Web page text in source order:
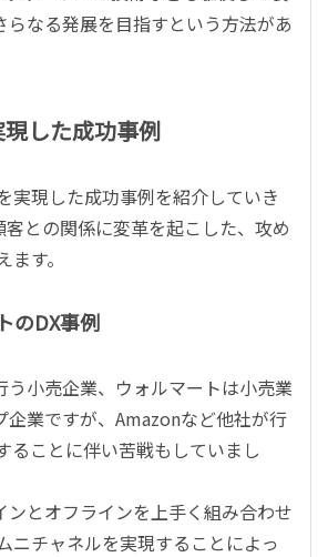
らなる発展を目指すという方法があ
した成功事例
実現した成功事例を紹介していき
客との関係に変革を起こした、攻め
す。
のDX事例
う小売企業、ウォルマートは小売業
企業ですが、Amazonなど他社が行
ることに伴い苦戦もしていまし
ンとオフラインを上手く組み合わせ
ニチャネルを実現することによっ